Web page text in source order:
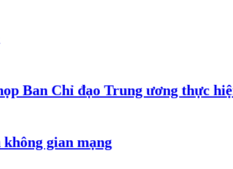
Ban Chỉ đạo Trung ương thực
gian mạng